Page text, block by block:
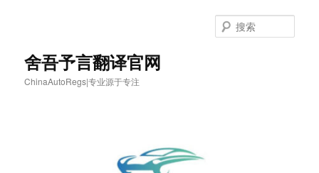
舍吾予言翻译官网
ChinaAutoRegs|专业源于专注
索